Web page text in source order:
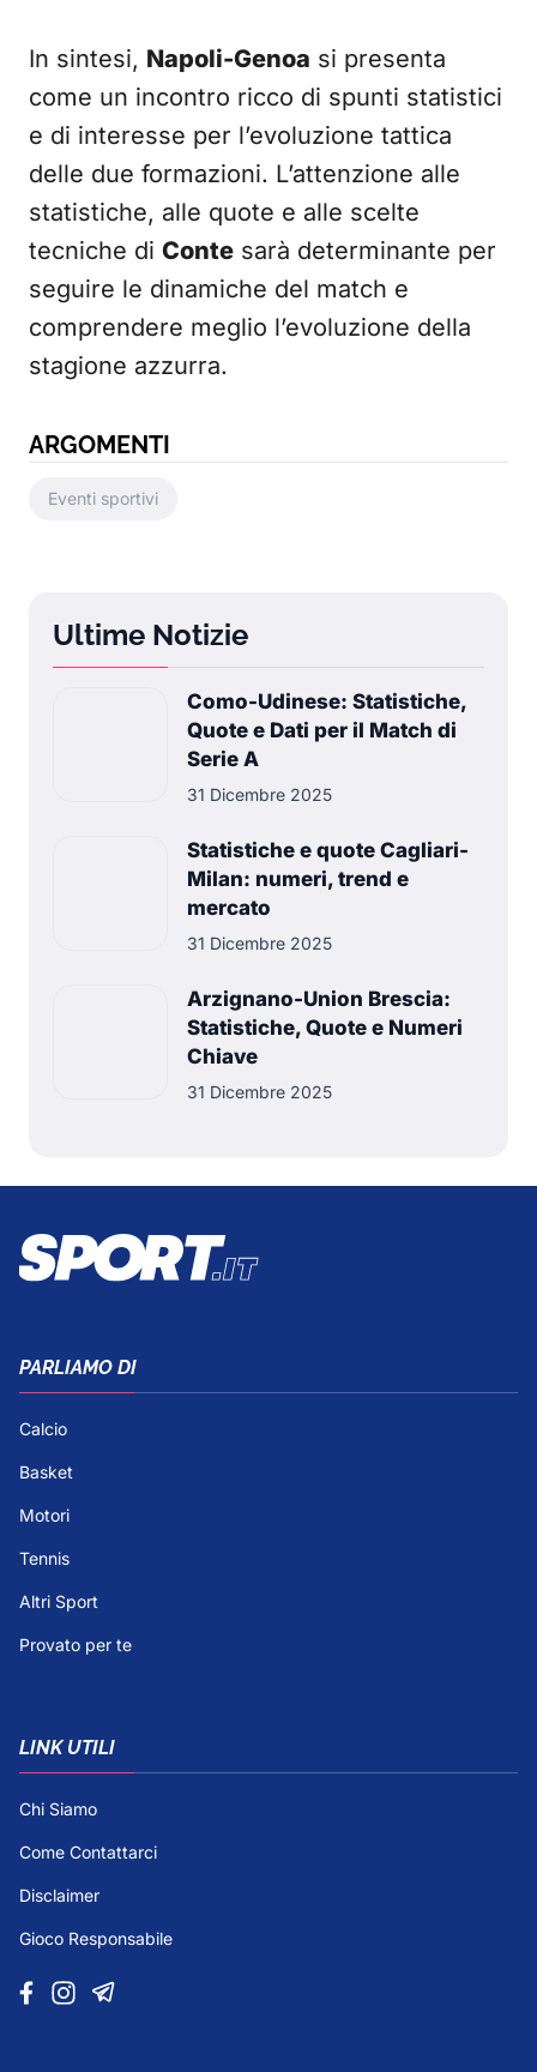
In sintesi, Napoli-Genoa si presenta
come un incontro ricco di spunti statistici
e di interesse per l’evoluzione tattica
delle due formazioni. L’attenzione alle
statistiche, alle quote e alle scelte
tecniche di Conte sarà determinante per
seguire le dinamiche del match e
comprendere meglio l’evoluzione della
stagione azzurra.
ARGOMENTI
Eventi sportivi
Ultime Notizie
Como-Udinese: Statistiche,
Quote e Dati per il Match di
Serie A
31 Dicembre 2025
Statistiche e quote Cagliari-
Milan: numeri, trend e
mercato
31 Dicembre 2025
Arzignano-Union Brescia:
Statistiche, Quote e Numeri
Chiave
31 Dicembre 2025
PARLIAMO DI
Calcio
Basket
Motori
Tennis
Altri Sport
Provato per te
LINK UTILI
Chi Siamo
Come Contattarci
Disclaimer
Gioco Responsabile